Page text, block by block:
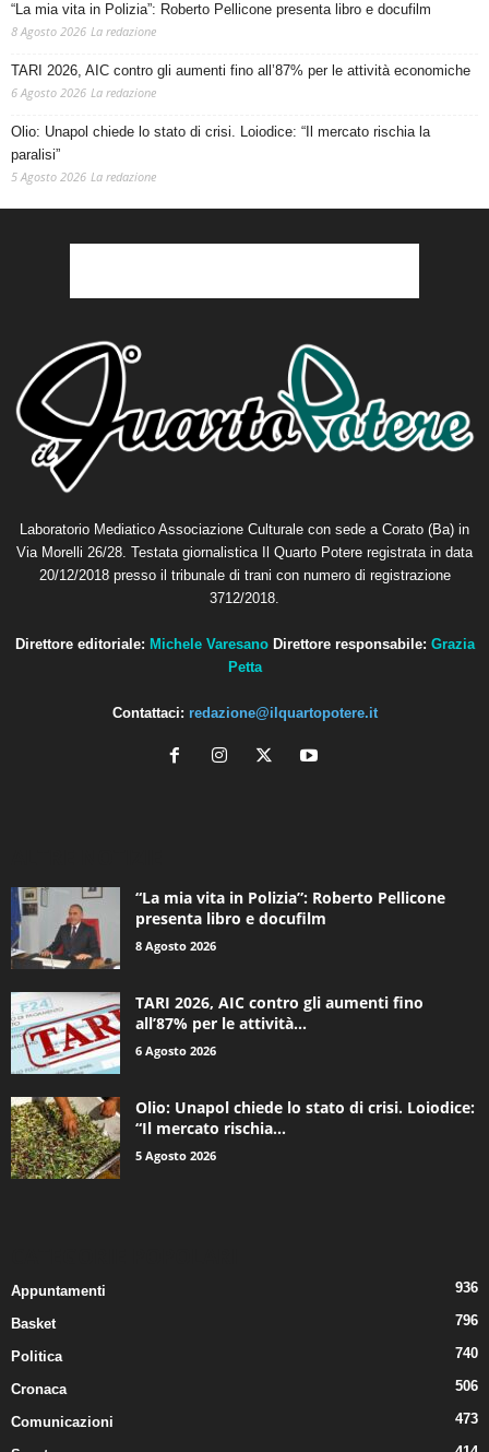
“La mia vita in Polizia”: Roberto Pellicone presenta libro e docufilm
8 Agosto 2026 La redazione
TARI 2026, AIC contro gli aumenti fino all’87% per le attività economiche
6 Agosto 2026 La redazione
Olio: Unapol chiede lo stato di crisi. Loiodice: “Il mercato rischia la
paralisi”
5 Agosto 2026 La redazione
Laboratorio Mediatico Associazione Culturale con sede a Corato (Ba) in
Via Morelli 26/28. Testata giornalistica Il Quarto Potere registrata in data
20/12/2018 presso il tribunale di trani con numero di registrazione
3712/2018.
Direttore editoriale: Michele Varesano Direttore responsabile: Grazia
Petta
Contattaci: redazione@ilquartopotere.it
“La mia vita in Polizia”: Roberto Pellicone
presenta libro e docufilm
8 Agosto 2026
TARI 2026, AIC contro gli aumenti fino
all’87% per le attività...
6 Agosto 2026
Olio: Unapol chiede lo stato di crisi. Loiodice:
“Il mercato rischia...
5 Agosto 2026
Appuntamenti 936
Basket 796
Politica 740
Cronaca 506
Comunicazioni 473